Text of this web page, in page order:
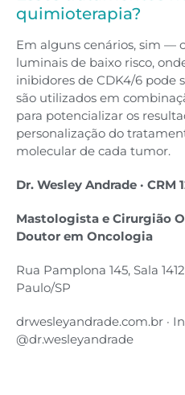
quimioterapia?
Em alguns cenários, sim —
luminais de baixo risco,
inibidores de CDK4/6 pode
são utilizados em
para potencializar os
personalização do
molecular de cada tumor.
Dr. Wesley Andrade · CRM
Mastologista e Cirurgião
Doutor em Oncologia
Rua Pamplona 145, Sala
Paulo/SP
drwesleyandrade.com.br ·
@dr.wesleyandrade